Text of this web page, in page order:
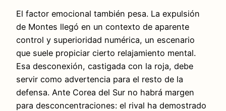
El factor emocional también pesa. La expulsión
de Montes llegó en un contexto de aparente
control y superioridad numérica, un escenario
que suele propiciar cierto relajamiento mental.
Esa desconexión, castigada con la roja, debe
servir como advertencia para el resto de la
defensa. Ante Corea del Sur no habrá margen
para desconcentraciones: el rival ha demostrado